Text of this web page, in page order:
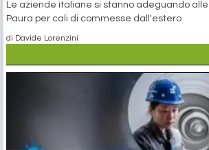
Le aziende italiane si stanno adeguando
Paura per cali di commesse dall'estero
di Davide Lorenzini